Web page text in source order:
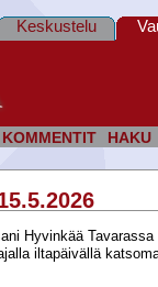
KOMMENTIT HAKU
Keskustelu
Hyvinkää
iltapäivällä